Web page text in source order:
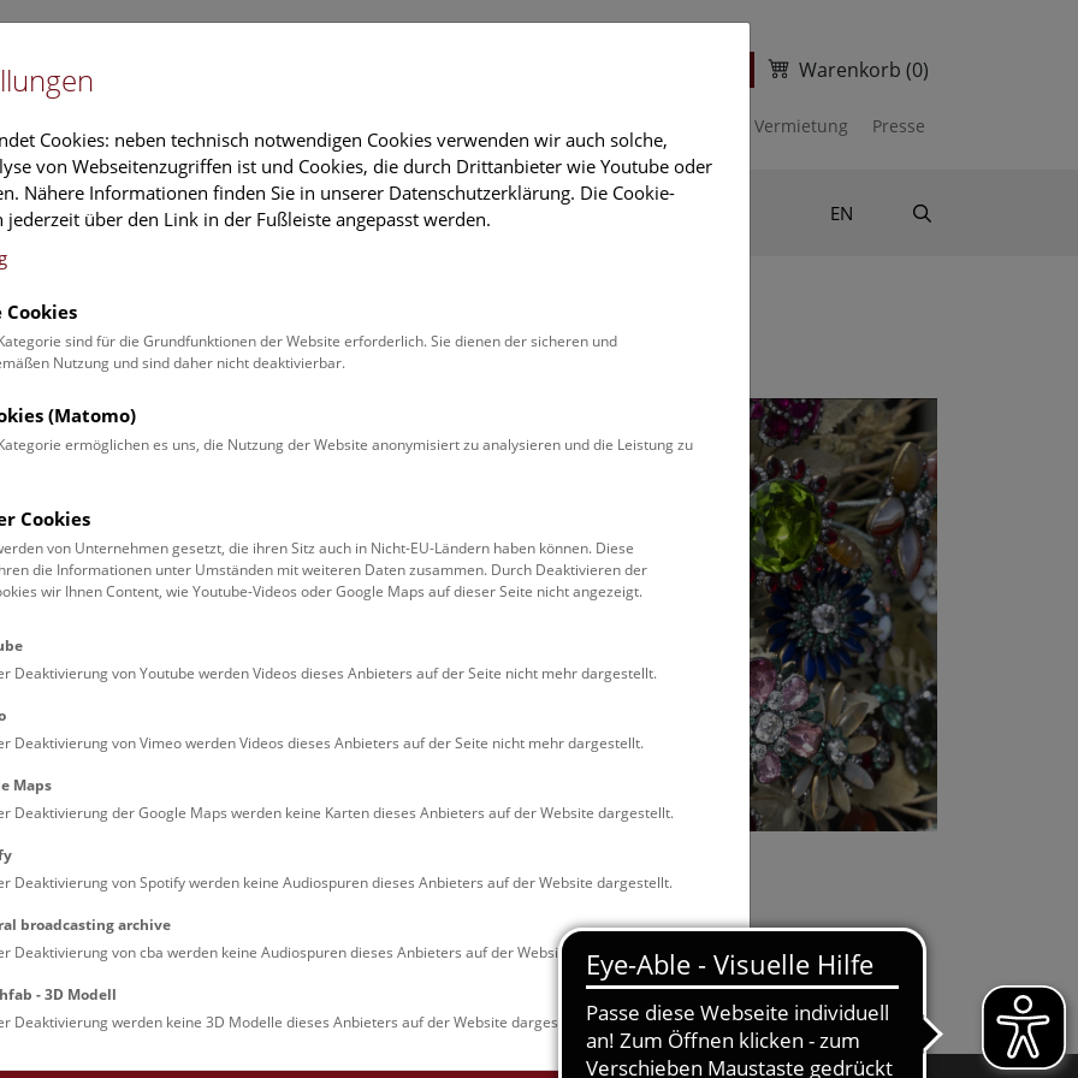
Warenkorb (0)
Vermietung Presse
Führungen & Aktivitäten Deck 50 EN
Kristalle und Edelsteine
ab 6 Jahren
ist farbenprächtig und
Schausammlung spitze
Edelsteinstrauß, der über
Herbst-, Weihnachts-,
ein gültiges Eintrittsticket
Arts and Culture
Cookies: neben technisch notwendigen Cookies verwenden wir auch solche,
von Webseitenzugriffen ist und Cookies, die durch Drittanbieter wie Youtube oder
Nähere Informationen finden Sie in unserer Datenschutzerklärung. Die Cookie-
jederzeit über den Link in der Fußleiste angepasst werden.
sind für die Grundfunktionen der Website erforderlich. Sie dienen der sicheren und
Nutzung und sind daher nicht deaktivierbar.
(Matomo)
ermöglichen es uns, die Nutzung der Website anonymisiert zu analysieren und die Leistung zu
Cookies
von Unternehmen gesetzt, die ihren Sitz auch in Nicht-EU-Ländern haben können. Diese
die Informationen unter Umständen mit weiteren Daten zusammen. Durch Deaktivieren der
wir Ihnen Content, wie Youtube-Videos oder Google Maps auf dieser Seite nicht angezeigt.
Deaktivierung von Youtube werden Videos dieses Anbieters auf der Seite nicht mehr dargestellt.
Deaktivierung von Vimeo werden Videos dieses Anbieters auf der Seite nicht mehr dargestellt.
Maps
Deaktivierung der Google Maps werden keine Karten dieses Anbieters auf der Website dargestellt.
Deaktivierung von Spotify werden keine Audiospuren dieses Anbieters auf der Website dargestellt.
broadcasting archive
Deaktivierung von cba werden keine Audiospuren dieses Anbieters auf der Website dargestellt.
- 3D Modell
Deaktivierung werden keine 3D Modelle dieses Anbieters auf der Website dargestellt.